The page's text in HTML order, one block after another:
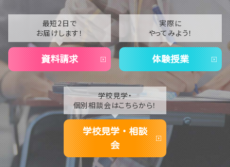
2021
2020
最短2日で
お届けします！
資料請求
実際に
やってみよう！
体験授業
学校見学・
個別相談会はこちらから！
学校見学・相談
会